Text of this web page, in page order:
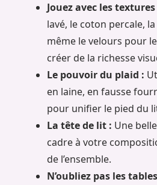
Jouez avec les textures
lavé, le coton percale,
même le velours pour
créer de la richesse
Le pouvoir du plaid :
en laine, en fausse
pour unifier le pied du
La tête de lit : Une
cadre à votre
de l’ensemble.
N’oubliez pas les